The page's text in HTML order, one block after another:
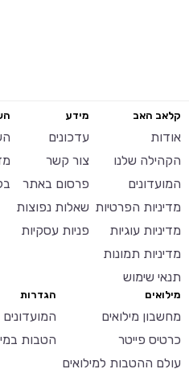
קלאב האב
אודות
הקהילה שלנו
המועדונים
מדיניות הפרטיות
מדיניות עוגיות
מדיניות תמונות
תנאי שימוש
מידע
עדכונים
צור קשר
פרסום באתר
שאלות נפוצות
פניות עסקיות
מילואים
מחשבון מילואים
כרטיס פייטר
עולם ההטבות למילואים
הגדרות
המועדונים
הטבות